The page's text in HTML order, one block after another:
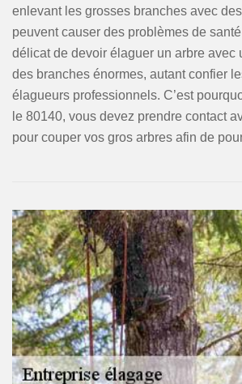
enlevant les grosses branches avec
peuvent causer des problèmes de santé
délicat de devoir élaguer un arbre avec
des branches énormes, autant confier
élagueurs professionnels. C’est
le 80140, vous devez prendre contact
pour couper vos gros arbres afin de